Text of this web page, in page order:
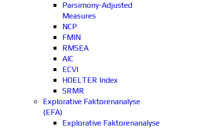
Parsimony-Adjusted
Measures
NCP
FMIN
RMSEA
AIC
ECVI
HOELTER Index
SRMR
Explorative Faktorenanalyse
(EFA)
Explorative Faktorenanalyse